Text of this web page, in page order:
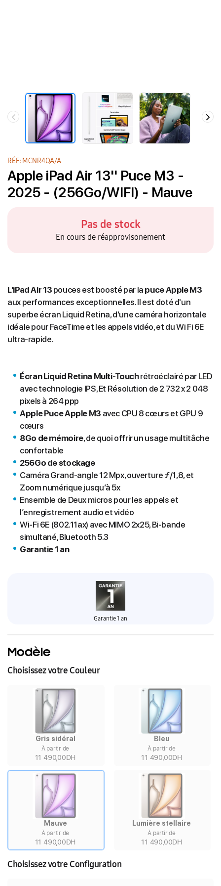
RÉF: MCNR4QA/A
Apple iPad Air 13'' Puce M3 -
2025 - (256Go/WIFI) - Mauve
Pas de stock
En cours de réapprovisonement
L'iPad Air 13 pouces est boosté par la puce Apple M3
aux performances exceptionnelles. Il est doté d'un
superbe écran Liquid Retina, d'une caméra horizontale
idéale pour FaceTime et les appels vidéo, et du Wi Fi 6E
ultra-rapide.
Écran Liquid Retina Multi‑Touchrétroéclairé par LED
avec technologie IPS, Et Résolution de 2 732 x 2 048
pixels à 264 ppp
Apple Puce Apple M3 avec CPU 8 cœurs et GPU 9
cœurs
8Go de mémoire, de quoi offrir un usage multitâche
confortable
256Go de stockage
Caméra Grand-angle 12 Mpx, ouverture ƒ/1,8, et
Zoom numérique jusqu’à 5x
Ensemble de Deux micros pour les appels et
l’enregistrement audio et vidéo
Wi‑Fi 6E (802.11ax) avec MIMO 2x25, Bi‑bande
simultané, Bluetooth 5.3
Garantie 1 an
Garantie 1 an
Modèle
Choisissez votre Couleur
Gris sidéral
À partir de
11 490,00DH
Bleu
À partir de
11 490,00DH
Mauve
À partir de
11 490,00DH
Lumière stellaire
À partir de
11 490,00DH
Choisissez votre Configuration